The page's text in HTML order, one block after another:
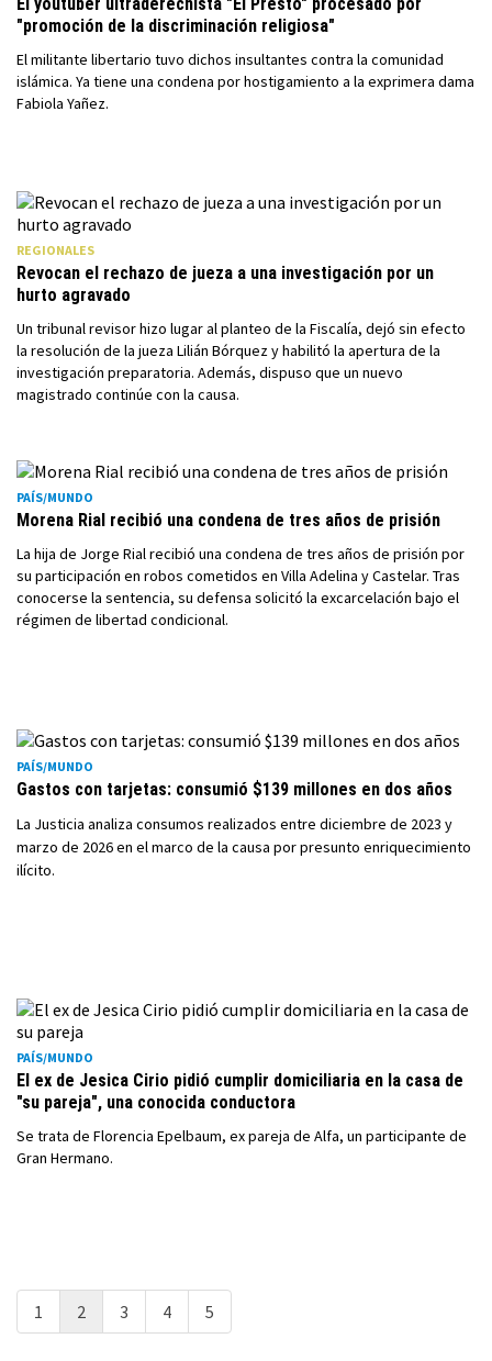
"promoción de la discriminación religiosa"
El militante libertario tuvo dichos insultantes contra la comunidad
islámica. Ya tiene una condena por hostigamiento a la exprimera dama
Fabiola Yañez.
REGIONALES
Revocan el rechazo de jueza a una investigación por un
hurto agravado
Un tribunal revisor hizo lugar al planteo de la Fiscalía, dejó sin efecto
la resolución de la jueza Lilián Bórquez y habilitó la apertura de la
investigación preparatoria. Además, dispuso que un nuevo
magistrado continúe con la causa.
PAÍS/MUNDO
Morena Rial recibió una condena de tres años de prisión
La hija de Jorge Rial recibió una condena de tres años de prisión por
su participación en robos cometidos en Villa Adelina y Castelar. Tras
conocerse la sentencia, su defensa solicitó la excarcelación bajo el
régimen de libertad condicional.
PAÍS/MUNDO
Gastos con tarjetas: consumió $139 millones en dos años
La Justicia analiza consumos realizados entre diciembre de 2023 y
marzo de 2026 en el marco de la causa por presunto enriquecimiento
ilícito.
PAÍS/MUNDO
El ex de Jesica Cirio pidió cumplir domiciliaria en la casa de
"su pareja", una conocida conductora
Se trata de Florencia Epelbaum, ex pareja de Alfa, un participante de
Gran Hermano.
1 2 3 4 5